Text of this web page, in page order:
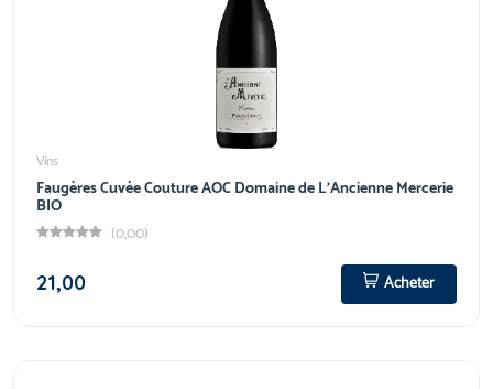
Vins
Faugères Cuvée Couture AOC Domaine de L'Ancienne Mercerie
BIO
(0,00)
21,00
Acheter